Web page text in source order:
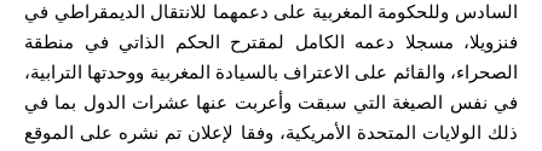
السادس وللحكومة المغربية على دعمهما للانتقال الديمقراطي في
فنزويلا، مسجلا دعمه الكامل لمقترح الحكم الذاتي في منطقة
الصحراء، والقائم على الاعتراف بالسيادة المغربية ووحدتها الترابية،
في نفس الصيغة التي سبقت وأعربت عنها عشرات الدول بما في
ذلك الولايات المتحدة الأمريكية، وفقا لإعلان تم نشره على الموقع